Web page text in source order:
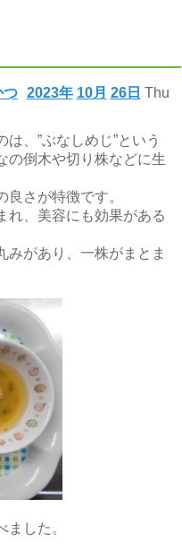
2023年 10月 26日 Thu
、”ぶなしめじ”という
の倒木や切り株などに生
良さが特徴です。
れ、美容にも効果がある
みがあり、一株がまとま
した。